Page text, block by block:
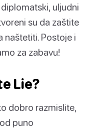
uljudni
su da zaštite
naštetiti. Postoje i
za zabavu!
Lie?
dobro razmislite,
puno